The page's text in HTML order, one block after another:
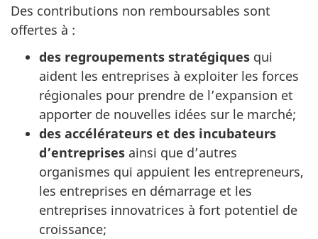
Des contributions non remboursables sont
offertes à :
des regroupements stratégiques qui
aident les entreprises à exploiter les forces
régionales pour prendre de l’expansion et
apporter de nouvelles idées sur le marché;
des accélérateurs et des incubateurs
d’entreprises ainsi que d’autres
organismes qui appuient les entrepreneurs,
les entreprises en démarrage et les
entreprises innovatrices à fort potentiel de
croissance;